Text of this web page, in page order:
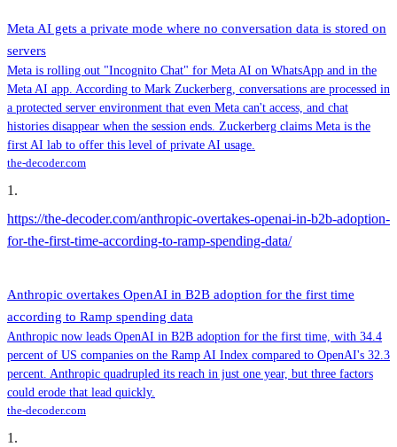
Meta AI gets a private mode where no conversation data is stored on
servers
Meta is rolling out "Incognito Chat" for Meta AI on WhatsApp and in the
Meta AI app. According to Mark Zuckerberg, conversations are processed in
a protected server environment that even Meta can't access, and chat
histories disappear when the session ends. Zuckerberg claims Meta is the
first AI lab to offer this level of private AI usage.
the-decoder.com
1 .
https://the-decoder.com/anthropic-overtakes-openai-in-b2b-adoption-
for-the-first-time-according-to-ramp-spending-data/
Anthropic overtakes OpenAI in B2B adoption for the first time
according to Ramp spending data
Anthropic now leads OpenAI in B2B adoption for the first time, with 34.4
percent of US companies on the Ramp AI Index compared to OpenAI's 32.3
percent. Anthropic quadrupled its reach in just one year, but three factors
could erode that lead quickly.
the-decoder.com
1 .